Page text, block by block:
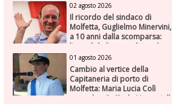
02 agosto 2026
Il ricordo del sindaco di
Molfetta, Guglielmo Minervini,
a 10 anni dalla scomparsa:
l'attualità di una politica che
genera futuro
01 agosto 2026
Cambio al vertice della
Capitaneria di porto di
Molfetta: Maria Lucia Colì
succede a Raffaele Muscariello